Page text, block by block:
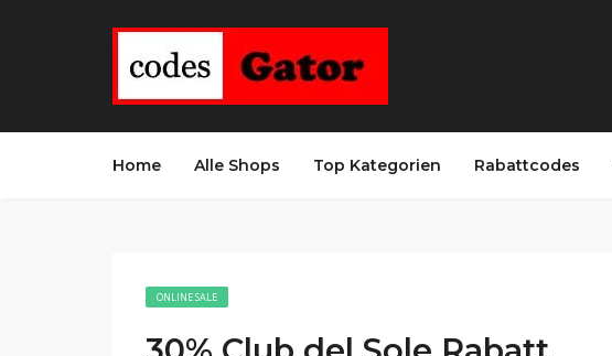
Home Alle Shops Top Kategorien Rabattcodes
ONLINE SALE